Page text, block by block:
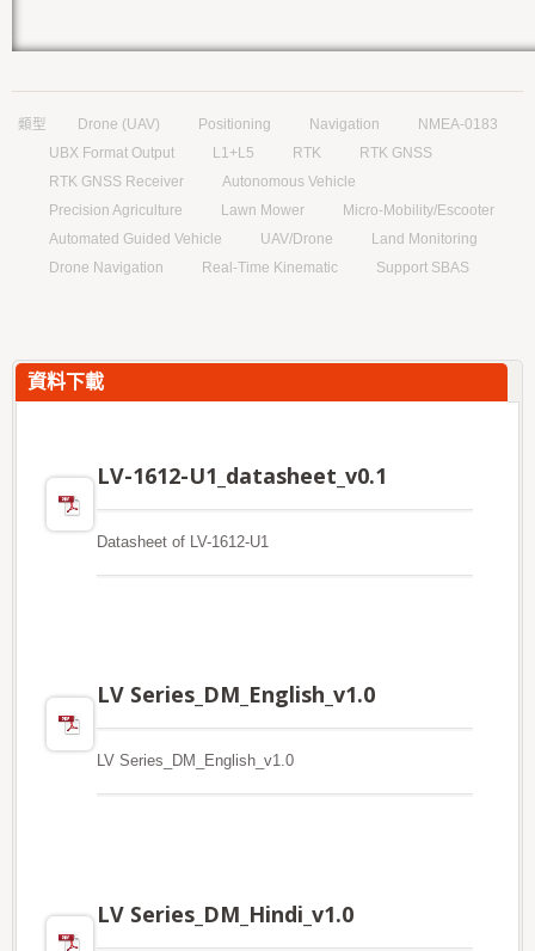
類型 Drone (UAV) Positioning Navigation
NMEA-0183
UBX Format Output
L1+L5 RTK
RTK GNSS
RTK GNSS Receiver
Autonomous Vehicle
Precision Agriculture
Lawn Mower
Micro-Mobility/Escooter
Automated Guided Vehicle
UAV/Drone
Land Monitoring
Drone Navigation
Real-Time Kinematic Support SBAS
資料下載
LV-1612-U1_datasheet_v0.1
Datasheet of LV-1612-U1
LV Series_DM_English_v1.0
LV Series_DM_English_v1.0
LV Series_DM_Hindi_v1.0